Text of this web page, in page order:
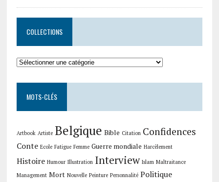
COLLECTIONS
Collections
MOTS-CLÉS
Artbook Artiste Belgique Bible Citation Confidences
Conte Ecole Fatigue Femme Guerre mondiale Harcèlement
Histoire Humour Illustration Interview Islam Maltraitance
Management Mort Nouvelle Peinture Personnalité Politique